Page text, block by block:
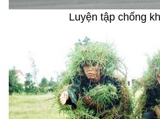
Luyện tập chống